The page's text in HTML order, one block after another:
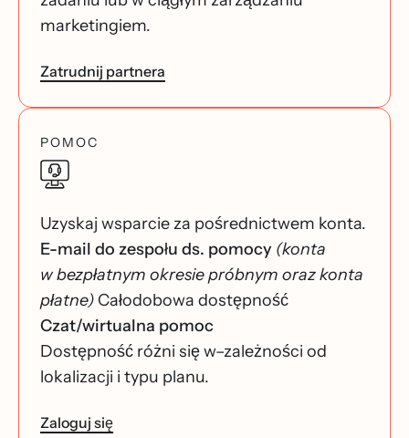
marketingiem.
Zatrudnij partnera
POMOC
Uzyskaj wsparcie za pośrednictwem konta.
E-mail do zespołu ds. pomocy (konta
w bezpłatnym okresie próbnym oraz konta
płatne) Całodobowa dostępność
Czat/wirtualna pomoc
Dostępność różni się w–zależności od
lokalizacji i typu planu.
Zaloguj się